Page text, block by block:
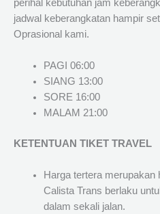
perihal kebutuhan jam
jadwal keberangkatan hampir
Oprasional kami.
PAGI 06:00
SIANG 13:00
SORE 16:00
MALAM 21:00
KETENTUAN TIKET TRAVEL
Harga tertera merupakan
Calista Trans berlaku
dalam sekali jalan.